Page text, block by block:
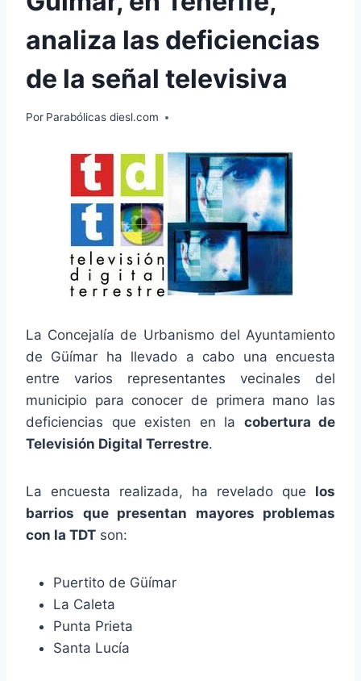
analiza las deficiencias
de la señal televisiva
Por Parabólicas diesl.com
La Concejalía de Urbanismo del Ayuntamiento
de Güímar ha llevado a cabo una encuesta
entre varios representantes vecinales del
municipio para conocer de primera mano las
deficiencias que existen en la cobertura de
Televisión Digital Terrestre.
La encuesta realizada, ha revelado que los
barrios que presentan mayores problemas
con la TDT son:
Puertito de Güímar
La Caleta
Punta Prieta
Santa Lucía